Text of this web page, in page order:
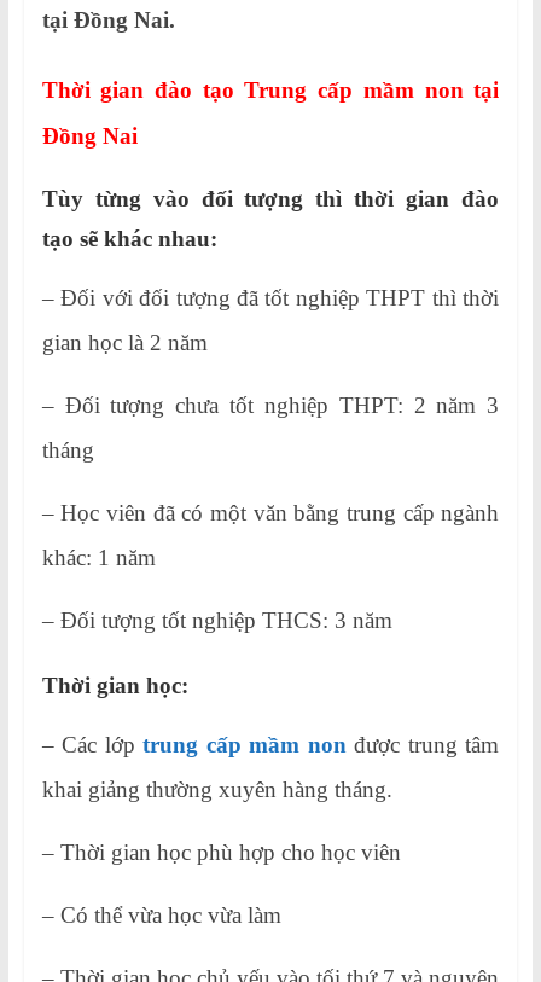
tại Đồng Nai.
Thời gian đào tạo Trung cấp mầm non tại
Đồng Nai
Tùy từng vào đối tượng thì thời gian đào
tạo sẽ khác nhau:
– Đối với đối tượng đã tốt nghiệp THPT thì thời
gian học là 2 năm
– Đối tượng chưa tốt nghiệp THPT: 2 năm 3
tháng
– Học viên đã có một văn bằng trung cấp ngành
khác: 1 năm
– Đối tượng tốt nghiệp THCS: 3 năm
Thời gian học:
– Các lớp trung cấp mầm nonđược trung tâm
khai giảng thường xuyên hàng tháng.
– Thời gian học phù hợp cho học viên
– Có thể vừa học vừa làm